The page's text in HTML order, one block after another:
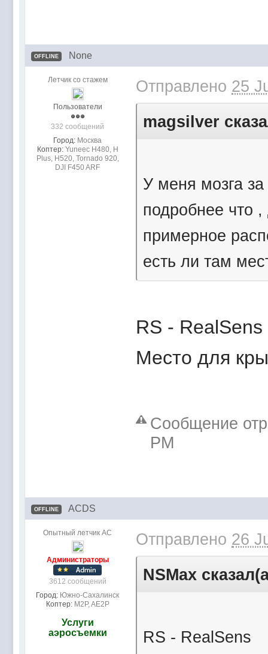
OFFLINE None
Летчик со стажем
Пользователи
332 сообщений
Город: Mocквa
Коптер: Yuneec H480, H
Plus, H520, Tornado 920,
DJI F450 ARF
Отправлено 25
magsilver
У меня мозга
подробнее что ,
примерное
есть ли там
RS - RealSens
Место для
Сообщение
PM
OFFLINE ACDS
Опытный летчик АС
Администраторы
3612 сообщений
Город: Южно-Сахалинск
Коптер: M2P, AE2P
Услуги
аэросъемки
Отправлено 26
NSMax
RS - RealSens